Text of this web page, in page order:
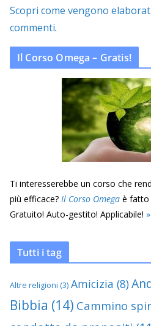
Scopri come vengono
commenti.
Il Corso Omega – Gratis!
Ti interesserebbe un corso che
più efficace? Il Corso Omega è fatto
Gratuito! Auto-gestito! Applicabile! »
Tutti i tag
Altre religioni (3) Amicizia (8)
Bibbia (14) Cammino